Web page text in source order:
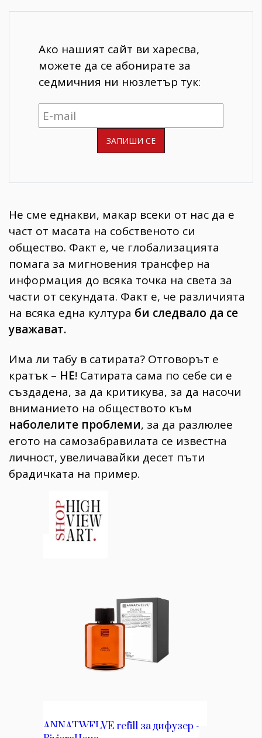
Ако нашият сайт ви харесва,
можете да се абонирате за
седмичния ни нюзлетър тук:
Не сме еднакви, макар всеки от нас да е
част от масата на собственото си
общество. Факт е, че глобализацията
помага за мигновения трансфер на
информация до всяка точка на света за
части от секундата. Факт е, че различията
на всяка една култура би следвало да се
уважават.
Има ли табу в сатирата? Отговорът е
кратък – НЕ! Сатирата сама по себе си е
създадена, за да критикува, за да насочи
вниманието на обществото към
наболелите проблеми, за да разлюлее
егото на самозабравилата се известна
личност, увеличавайки десет пъти
брадичката на пример.